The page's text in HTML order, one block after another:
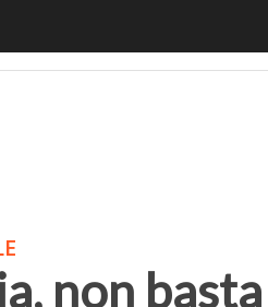
non